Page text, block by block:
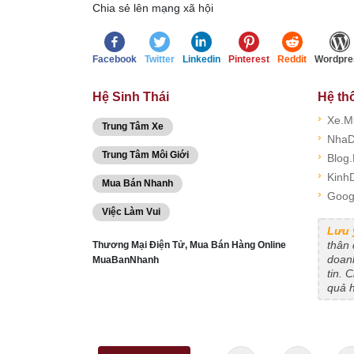
Chia sẻ lên mạng xã hội
Facebook Twitter Linkedin Pinterest Reddit
Hệ Sinh Thái
Trung Tâm Xe
Trung Tâm Môi Giới
Mua Bán Nhanh
Việc Làm Vui
Thương Mại Điện Tử, Mua Bán Hàng Online
MuaBanNhanh
Hệ
›
›
›
›
›
Lưu
thân
tin.
quả